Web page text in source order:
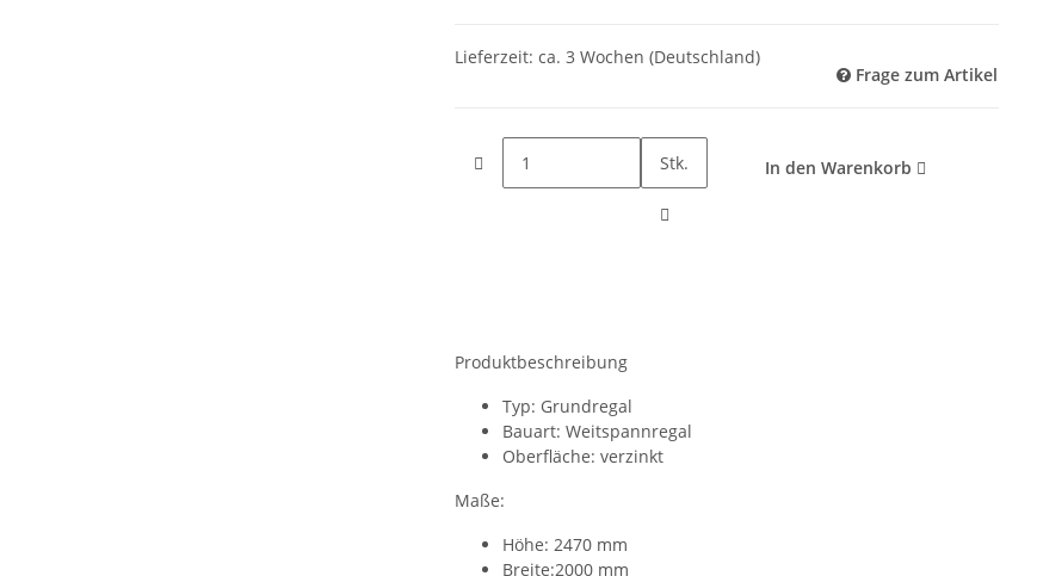
Lieferzeit: ca. 3 Wochen (Deutschland)
Frage zum Artikel
Stk. In den Warenkorb
Produktbeschreibung
Typ: Grundregal
Bauart: Weitspannregal
Oberfläche: verzinkt
Maße:
Höhe: 2470 mm
Breite:2000 mm